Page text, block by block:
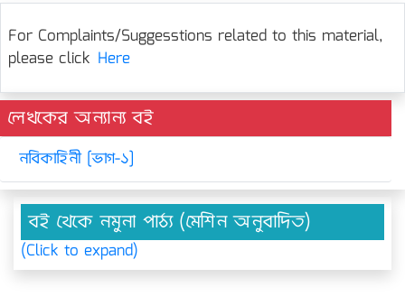
For Complaints/Suggesstions related to this material,
please click Here
লেখকের অন্যান্য বই
নবিকাহিনী [ভাগ-১]
বই থেকে নমুনা পাঠ্য (মেশিন অনুবাদিত)
(Click to expand)